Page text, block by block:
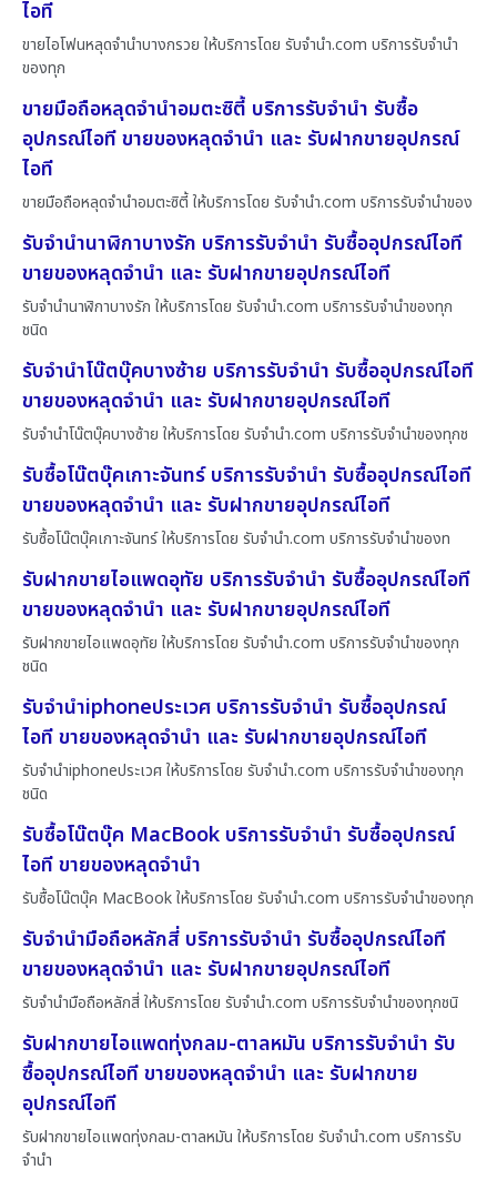
ไอที
ขายไอโฟนหลุดจำนำบางกรวย ให้บริการโดย รับจํานํา.com บริการรับจำนำ
ของทุก
ขายมือถือหลุดจำนำอมตะซิตี้ บริการรับจำนำ รับซื้อ
อุปกรณ์ไอที ขายของหลุดจำนำ และ รับฝากขายอุปกรณ์
ไอที
ขายมือถือหลุดจำนำอมตะซิตี้ ให้บริการโดย รับจํานํา.com บริการรับจำนำของ
รับจำนำนาฬิกาบางรัก บริการรับจำนำ รับซื้ออุปกรณ์ไอที
ขายของหลุดจำนำ และ รับฝากขายอุปกรณ์ไอที
รับจำนำนาฬิกาบางรัก ให้บริการโดย รับจํานํา.com บริการรับจำนำของทุก
ชนิด
รับจำนำโน๊ตบุ๊คบางซ้าย บริการรับจำนำ รับซื้ออุปกรณ์ไอที
ขายของหลุดจำนำ และ รับฝากขายอุปกรณ์ไอที
รับจำนำโน๊ตบุ๊คบางซ้าย ให้บริการโดย รับจํานํา.com บริการรับจำนำของทุกช
รับซื้อโน๊ตบุ๊คเกาะจันทร์ บริการรับจำนำ รับซื้ออุปกรณ์ไอที
ขายของหลุดจำนำ และ รับฝากขายอุปกรณ์ไอที
รับซื้อโน๊ตบุ๊คเกาะจันทร์ ให้บริการโดย รับจํานํา.com บริการรับจำนำของท
รับฝากขายไอแพดอุทัย บริการรับจำนำ รับซื้ออุปกรณ์ไอที
ขายของหลุดจำนำ และ รับฝากขายอุปกรณ์ไอที
รับฝากขายไอแพดอุทัย ให้บริการโดย รับจํานํา.com บริการรับจำนำของทุก
ชนิด
รับจำนำiphoneประเวศ บริการรับจำนำ รับซื้ออุปกรณ์
ไอที ขายของหลุดจำนำ และ รับฝากขายอุปกรณ์ไอที
รับจำนำiphoneประเวศ ให้บริการโดย รับจํานํา.com บริการรับจำนำของทุก
ชนิด
รับซื้อโน๊ตบุ๊ค MacBook บริการรับจำนำ รับซื้ออุปกรณ์
ไอที ขายของหลุดจำนำ
รับซื้อโน๊ตบุ๊ค MacBook ให้บริการโดย รับจํานํา.com บริการรับจำนำของทุก
รับจำนำมือถือหลักสี่ บริการรับจำนำ รับซื้ออุปกรณ์ไอที
ขายของหลุดจำนำ และ รับฝากขายอุปกรณ์ไอที
รับจำนำมือถือหลักสี่ ให้บริการโดย รับจํานํา.com บริการรับจำนำของทุกชนิ
รับฝากขายไอแพดทุ่งกลม-ตาลหมัน บริการรับจำนำ รับ
ซื้ออุปกรณ์ไอที ขายของหลุดจำนำ และ รับฝากขาย
อุปกรณ์ไอที
รับฝากขายไอแพดทุ่งกลม-ตาลหมัน ให้บริการโดย รับจํานํา.com บริการรับ
จำนำ